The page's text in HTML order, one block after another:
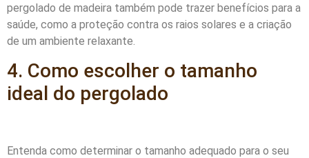
pergolado de madeira também pode trazer benefícios para a
saúde, como a proteção contra os raios solares e a criação
de um ambiente relaxante.
4. Como escolher o tamanho
ideal do pergolado
Entenda como determinar o tamanho adequado para o seu